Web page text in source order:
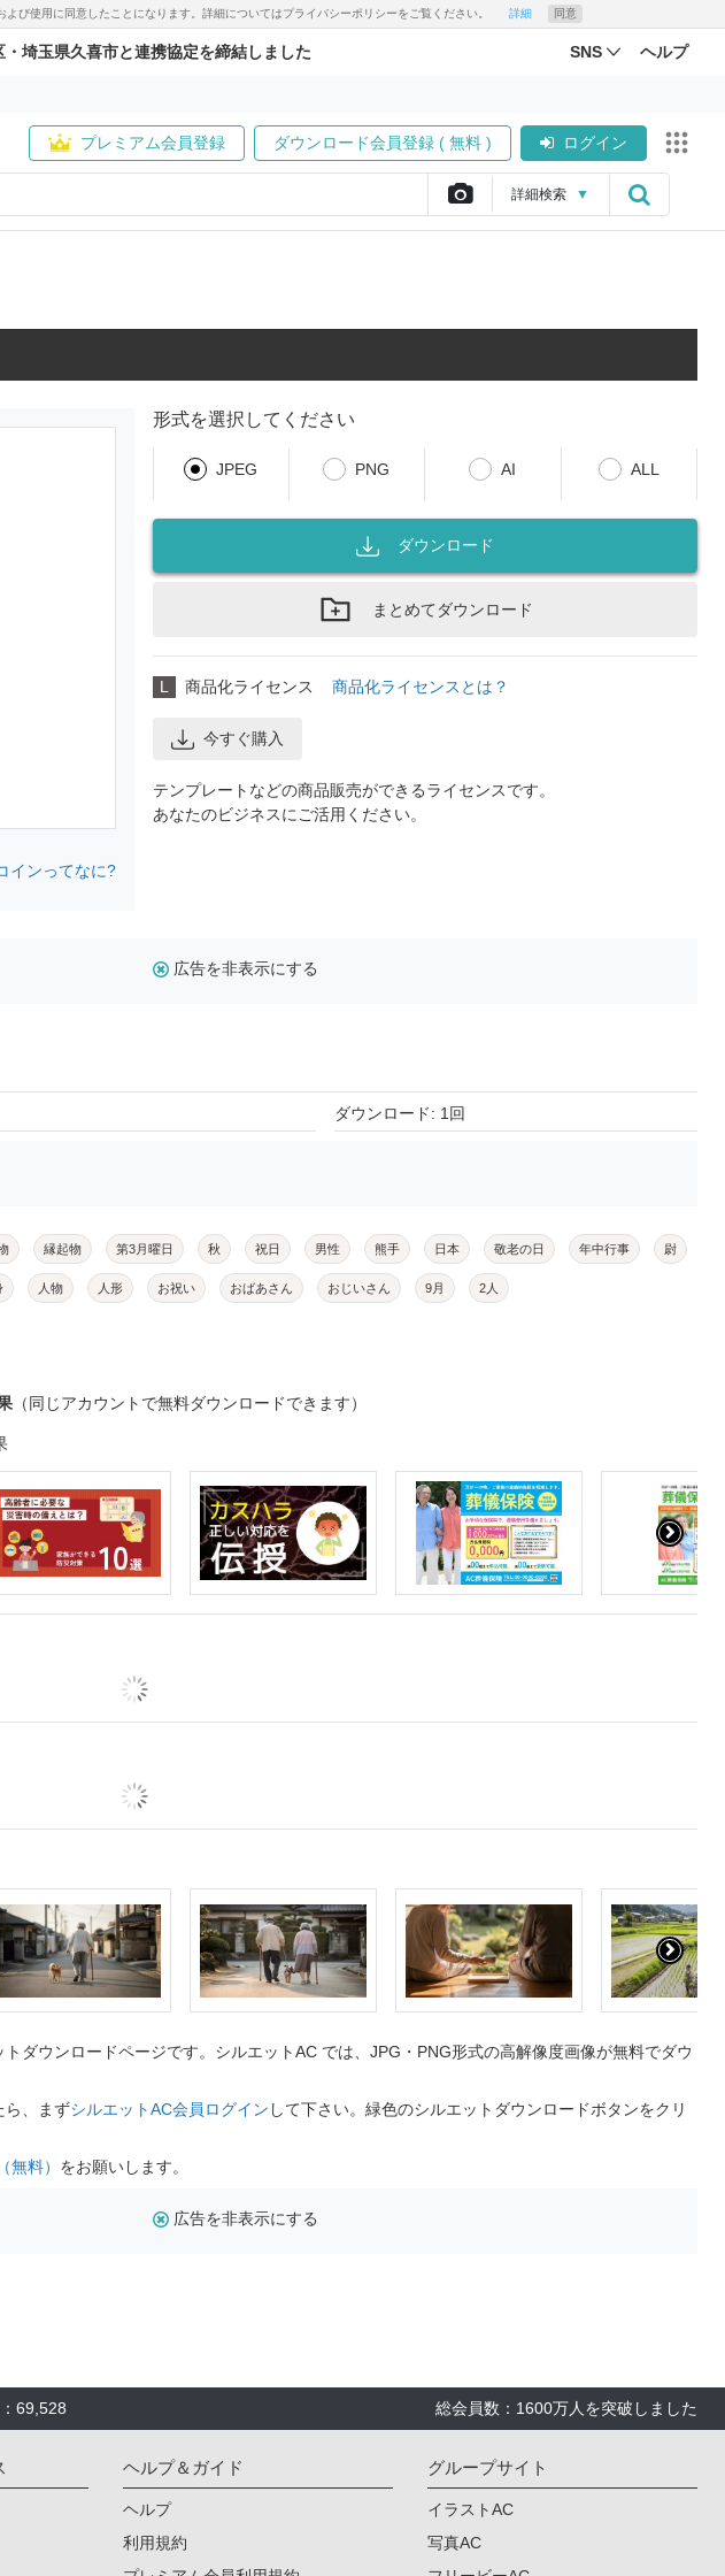
び使用に同意したことになります。詳細についてはプライバシーポリシーをご覧ください。 詳細 同意
埼玉県久喜市と連携協定を締結しました SNS ヘルプ
プレミアム会員登録 ダウンロード会員登録 ( 無料 ) ログイン
詳細検索 ▼
インってなに?
形式を選択してください
JPEG PNG AI ALL
ダウンロード
まとめてダウンロード
L 商品化ライセンス 商品化ライセンスとは？
今すぐ購入
テンプレートなどの商品販売ができるライセンスです。
あなたのビジネスにご活用ください。
広告を非表示にする
ダウンロード: 1回
縁起物 第3月曜日 秋 祝日 男性 熊手 日本 敬老の日 年中行事 尉
人物 人形 お祝い おばあさん おじいさん 9月 2人
（同じアカウントで無料ダウンロードできます）
ダウンロードページです。シルエットAC では、JPG・PNG形式の高解像度画像が無料でダウ
ら、まずシルエットAC会員ログイン して下さい。緑色のシルエットダウンロードボタンをクリ
無料） をお願いします。
広告を非表示にする
69,528 総会員数：1600万人を突破しました
ヘルプ＆ガイド
ヘルプ
利用規約
グループサイト
イラストAC
写真AC